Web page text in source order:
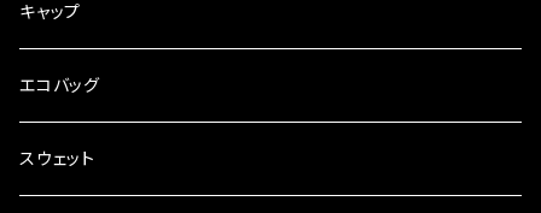
キャップ
エコバッグ
スウェット